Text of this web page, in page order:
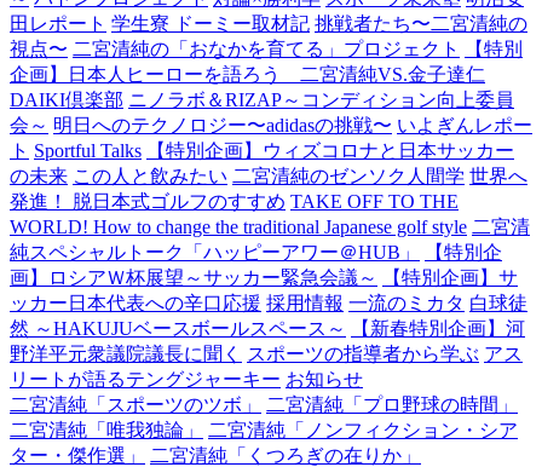
田レポート 学生寮 ドーミー取材記 挑戦者たち〜二宮清純の
視点〜 二宮清純の「おなかを育てる」プロジェクト
【特別
企画】日本人ヒーローを語ろう 二宮清純VS.金子達仁
DAIKI倶楽部 ニノラボ＆RIZAP～コンディション向上委員
会～ 明日へのテクノロジー〜adidasの挑戦〜 いよぎんレポー
ト Sportful Talks
【特別企画】ウィズコロナと日本サッカー
の未来 この人と飲みたい 二宮清純のゼンソク人間学 世界へ
発進！ 脱日本式ゴルフのすすめ TAKE OFF TO THE
WORLD! How to change the traditional Japanese golf style 二宮清
純スペシャルトーク「ハッピーアワー＠HUB」
【特別企
画】ロシアＷ杯展望～サッカー緊急会議～
【特別企画】サ
ッカー日本代表への辛口応援 採用情報 一流のミカタ 白球徒
然 ～HAKUJUベースボールスペース～
【新春特別企画】河
野洋平元衆議院議長に聞く
スポーツの指導者から学ぶ アス
リートが語るテングジャーキー お知らせ
二宮清純「スポーツのツボ」
二宮清純「プロ野球の時間」
二宮清純「唯我独論」
二宮清純「ノンフィクション・シア
ター・傑作選」
二宮清純「くつろぎの在りか」